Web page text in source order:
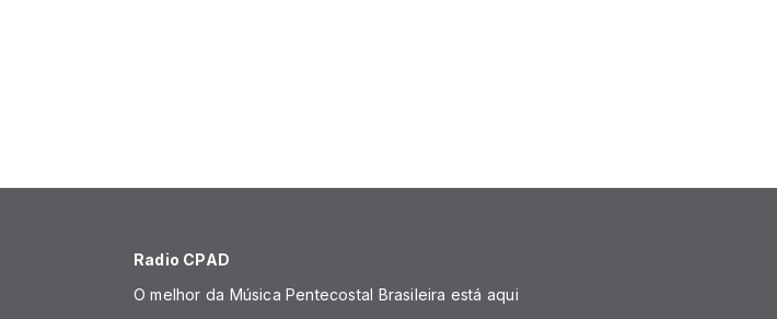
Radio CPAD
O melhor da Música Pentecostal Brasileira está aqui